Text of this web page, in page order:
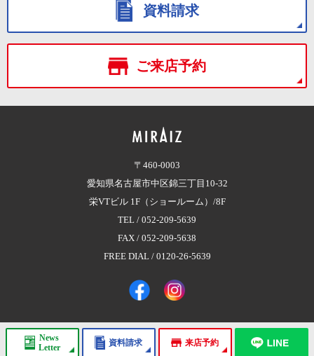
資料請求
ご来店予約
News
Letter
資料請求 来店予約
〒460-0003
愛知県名古屋市中区錦三丁目10-32
栄VTビル 1F（ショールーム）/8F
TEL / 052-209-5639
FAX / 052-209-5638
FREE DIAL / 0120-26-5639
Copyright © 2017 株式会社MIRAIZ（ミライズ）All Rights Reserved.